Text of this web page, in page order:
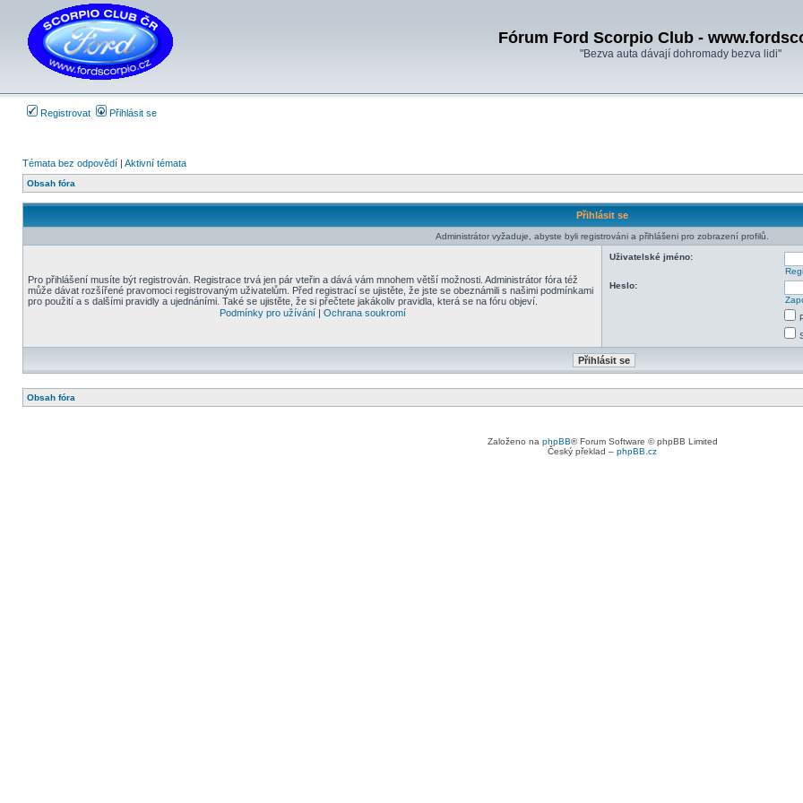
Fórum Ford Scorpio Club -
"Bezva auta dávají dohromady bezva lidi"
Registrovat Přihlásit se
Témata bez odpovědí | Aktivní témata
Obsah fóra
Přihlásit se
Administrátor vyžaduje, abyste byli registrováni a přihlášeni pro zobrazení profilů.
Pro přihlášení musíte být registrován. Registrace trvá jen pár vteřin a dává vám mnohem větší možnosti. Administrátor fóra též
může dávat rozšířené pravomoci registrovaným uživatelům. Před registrací se ujistěte, že jste se obeznámili s našimi podmínkami
pro použití a s dalšími pravidly a ujednáními. Také se ujistěte, že si přečtete jakákoliv pravidla, která se na fóru objeví.
Podmínky pro užívání| Ochrana soukromí
Uživatelské jméno:
Heslo:
Obsah fóra
Založeno na phpBB® Forum Software © phpBB Limited
Český překlad – phpBB.cz